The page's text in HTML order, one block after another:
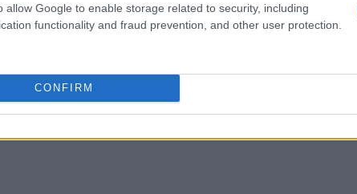
allow Google to enable storage related to security, including
functionality and fraud prevention, and other user protection.
CONFIRM